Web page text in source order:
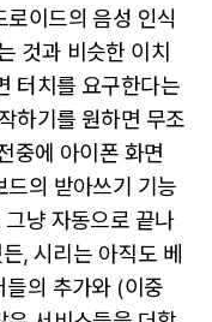
이드의 음성 인식
것과 비슷한 이치
터치를 요구한다는
하기를 원하면 무조
중에 아이폰 화면
드의 받아쓰기 기능
그냥 자동으로 끝나
, 시리는 아직도 베
들의 추가와 (이중